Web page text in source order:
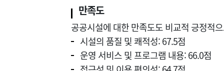
만족도
공공시설에 대한 만족도도 비교적 긍정적
시설의 품질 및 쾌적성: 67.5점
운영 서비스 및 프로그램 내용: 66.0점